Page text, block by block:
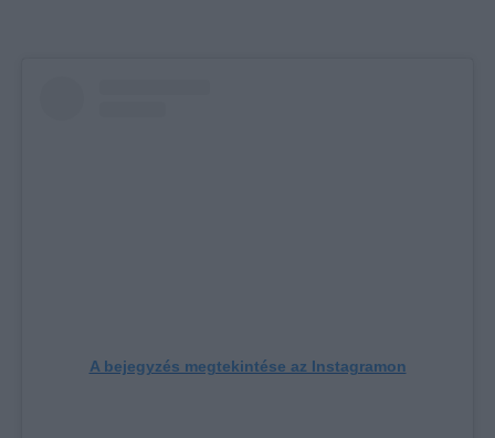
A bejegyzés megtekintése az Instagramon